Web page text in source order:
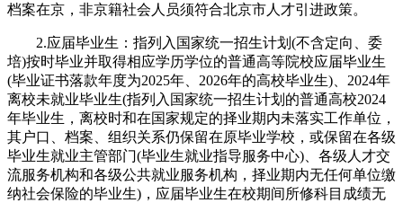
档案在京，非京籍社会人员须符合北京市人才引进政策。
2.应届毕业生：指列入国家统一招生计划(不含定向、委
培)按时毕业并取得相应学历学位的普通高等院校应届毕业生
(毕业证书落款年度为2025年、2026年的高校毕业生)、2024年
离校未就业毕业生(指列入国家统一招生计划的普通高校2024
年毕业生，离校时和在国家规定的择业期内未落实工作单位，
其户口、档案、组织关系仍保留在原毕业学校，或保留在各级
毕业生就业主管部门(毕业生就业指导服务中心)、各级人才交
流服务机构和各级公共就业服务机构，择业期内无任何单位缴
纳社会保险的毕业生)，应届毕业生在校期间所修科目成绩无